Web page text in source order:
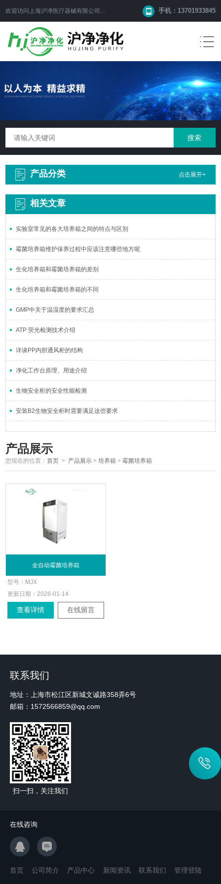
欢迎访问上海沪净医疗器械有限公司网站！ 手机：13701933845
产品分类 点击展开+
相关文章
实验室常见的各大培养箱之间的特点与区别
霉菌培养箱维护保养过程中应该注意哪些地方呢
生化培养箱和霉菌培养箱的差别
生化培养箱和霉菌培养箱的不同
GMP中关于温湿度的要求汇总
ATP 荧光检测技术介绍
详谈PP内胆通风柜的结构
净化工作台原理、用途介绍
生物安全柜的安全性能检测
安装B2生物安全柜时需要满足这些要求
产品展示
您现在的位置：首页 > 产品展示 >培养箱 >霉菌培养箱
全自动霉菌培养箱
型号： MJX
更新日期： 2026-01-14
查看详情 在线留言
联系我们
地址：上海市松江区新城文诚路358弄6号
邮箱：1572566859@qq.com
扫一扫，关注我们
在线咨询
首页 公司简介 产品中心 新闻资讯 联系我们 管理登陆